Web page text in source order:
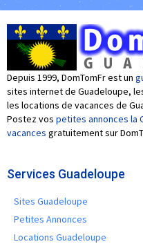
Depuis 1999, DomTomFr est un
sites internet de Guadeloupe,
les locations de vacances de
Postez vos petites annonces la
vacances gratuitement sur
Services Guadeloupe
Sites Guadeloupe
Petites Annonces
Locations Guadeloupe